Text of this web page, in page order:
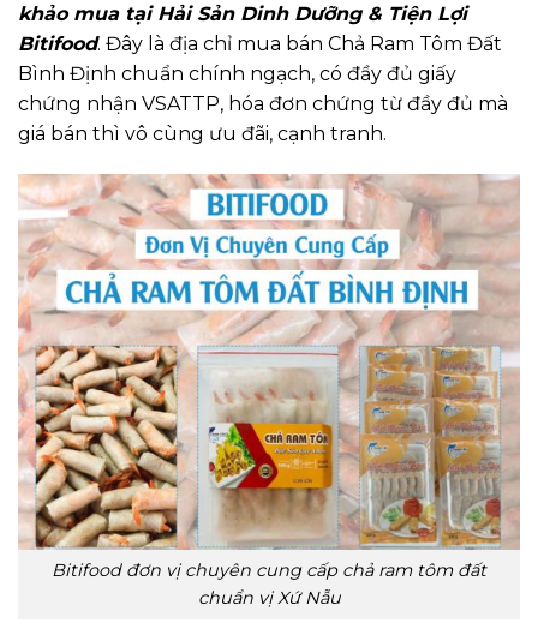
khảo mua tại Hải Sản Dinh Dưỡng & Tiện Lợi
Bitifood. Đây là địa chỉ mua bán Chả Ram Tôm Đất
Bình Định chuẩn chính ngạch, có đầy đủ giấy
chứng nhận VSATTP, hóa đơn chứng từ đầy đủ mà
giá bán thì vô cùng ưu đãi, cạnh tranh.
Bitifood đơn vị chuyên cung cấp chả ram tôm đất
chuẩn vị Xứ Nẫu